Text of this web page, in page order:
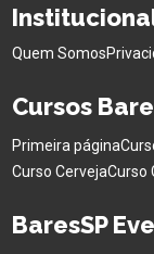
Quem Somos
Cursos
Primeira página
Curso CervejaCurso
BaresSP